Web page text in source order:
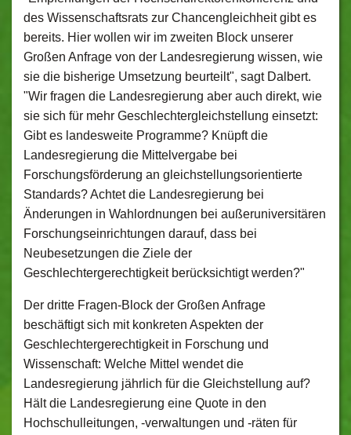
des Wissenschaftsrats zur Chancengleichheit gibt es
bereits. Hier wollen wir im zweiten Block unserer
Großen Anfrage von der Landesregierung wissen, wie
sie die bisherige Umsetzung beurteilt", sagt Dalbert.
"Wir fragen die Landesregierung aber auch direkt, wie
sie sich für mehr Geschlechtergleichstellung einsetzt:
Gibt es landesweite Programme? Knüpft die
Landesregierung die Mittelvergabe bei
Forschungsförderung an gleichstellungsorientierte
Standards? Achtet die Landesregierung bei
Änderungen in Wahlordnungen bei außeruniversitären
Forschungseinrichtungen darauf, dass bei
Neubesetzungen die Ziele der
Geschlechtergerechtigkeit berücksichtigt werden?"
Der dritte Fragen-Block der Großen Anfrage
beschäftigt sich mit konkreten Aspekten der
Geschlechtergerechtigkeit in Forschung und
Wissenschaft: Welche Mittel wendet die
Landesregierung jährlich für die Gleichstellung auf?
Hält die Landesregierung eine Quote in den
Hochschulleitungen, -verwaltungen und -räten für